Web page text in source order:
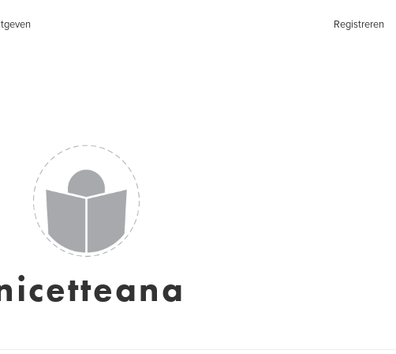
Registreren